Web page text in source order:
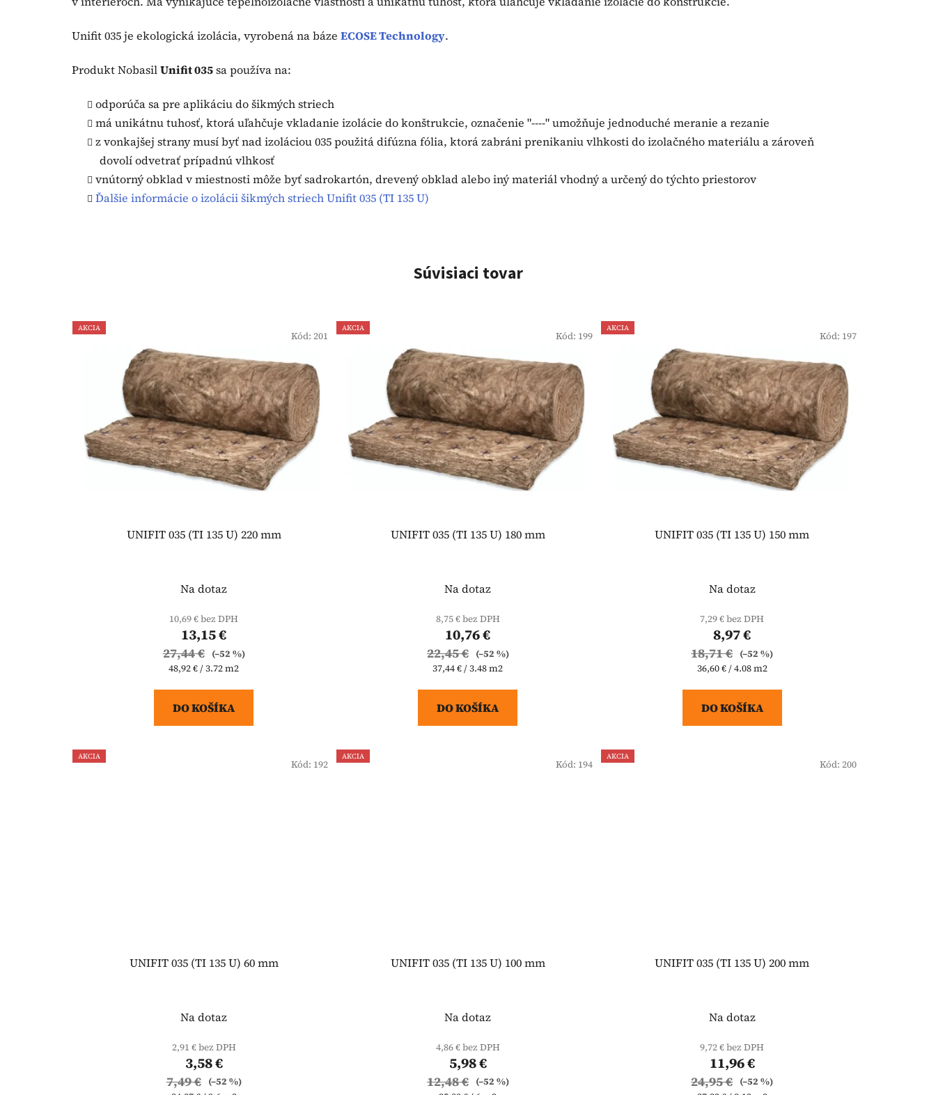
Unifit 035 je ekologická izolácia, vyrobená na báze ECOSE Technology.
Produkt NobasilUnifit 035sa používa na:
odporúča sa pre aplikáciu do šikmých striech
má unikátnu tuhosť, ktorá uľahčuje vkladanie izolácie do konštrukcie, označenie "----" umožňuje jednoduché meranie a rezanie
z vonkajšej strany musí byť nad izoláciou 035 použitá difúzna fólia, ktorá zabráni prenikaniu vlhkosti do izolačného materiálu a zároveň
dovolí odvetrať prípadnú vlhkosť
vnútorný obklad v miestnosti môže byť sadrokartón, drevený obklad alebo iný materiál vhodný a určený do týchto priestorov
Ďalšie informácie o izolácii šikmých striech Unifit 035 (TI 135 U)
Súvisiaci tovar
AKCIA
UNIFIT 035 (TI 135 U) 220 mm
Na dotaz
10,69 € bez DPH
13,15 €
27,44 €
(–52 %)
Jednotková
48,92 € / 3.72 m2
DO KOŠÍKA
Kód:201
AKCIA
UNIFIT 035 (TI 135 U) 180 mm
Na dotaz
8,75 € bez DPH
10,76 €
22,45 €
(–52 %)
Jednotková
37,44 € / 3.48 m2
DO KOŠÍKA
Kód: 199
AKCIA
UNIFIT 035 (TI 135 U) 150 mm
Na dotaz
7,29 € bez DPH
8,97 €
18,71 € (–52 %)
Jednotková
36,60 € / 4.08 m2
DO KOŠÍKA
Kód: 197
AKCIA
UNIFIT 035 (TI 135 U) 60 mm
Na dotaz
2,91 € bez DPH
3,58 €
7,49 €
(–52 %)
Kód: 192
AKCIA
UNIFIT 035 (TI 135 U) 100 mm
Na dotaz
4,86 € bez DPH
5,98 €
12,48 €
(–52 %)
Kód: 194
AKCIA
UNIFIT 035 (TI 135 U) 200 mm
Na dotaz
9,72 € bez DPH
11,96 €
24,95 € (–52 %)
Kód: 200